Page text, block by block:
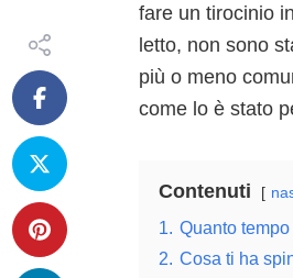
fare un tirocinio
letto, non sono
più o meno
come lo è stato
Contenuti
1. Quanto
2. Cosa ti ha